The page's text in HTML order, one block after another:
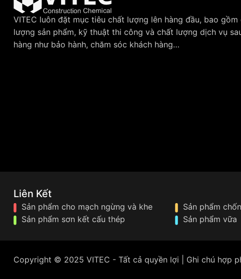
VITEC luôn đặt mục tiêu chất lượng lên hàng đầu, bao gồm
lượng sản phẩm, kỹ thuật thi công và chất lượng dịch vụ
hàng như bảo hành, chăm sóc khách hàng…
Liên Kết
Sản phẩm cho mạch ngừng và khe Sản phẩm
Sản phẩm sơn kết cấu thép
Sản phẩm vữa
Copyright © 2025 VITEC - Tất cả quyền lợi | Ghi chú hợp